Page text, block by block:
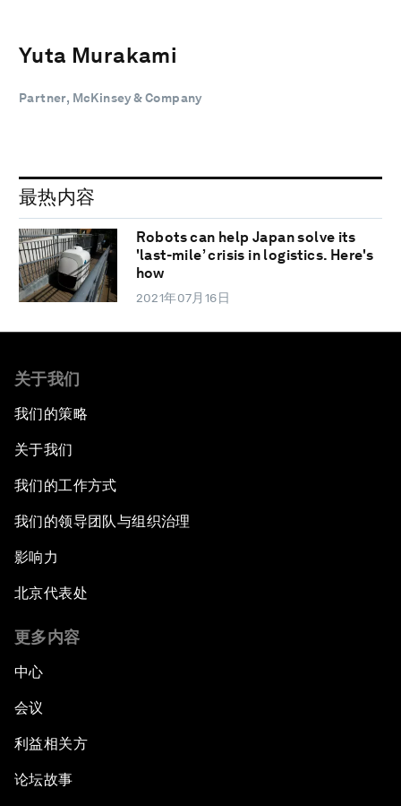
Yuta Murakami
Partner, McKinsey & Company
最热内容
Robots can help Japan solve its
'last-mile’ crisis in logistics. Here's
how
2021年07月16日
关于我们
我们的策略
关于我们
我们的工作方式
我们的领导团队与组织治理
影响力
北京代表处
更多内容
中心
会议
利益相关方
论坛故事